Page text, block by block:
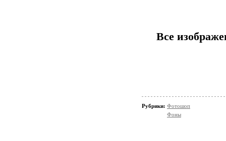
Все
Рубрики: Фотошоп
Фоны